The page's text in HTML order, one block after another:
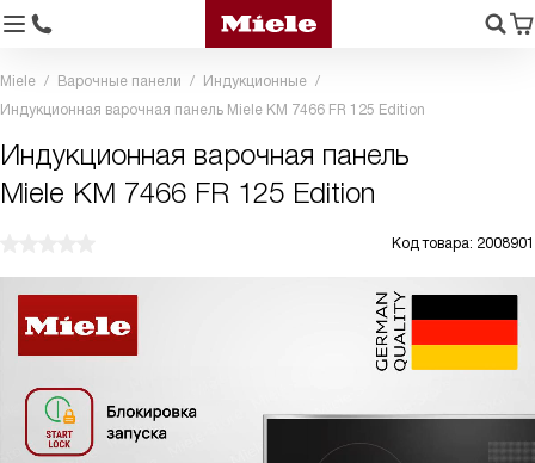
Miele Варочные панели
Индукционные
Индукционная варочная панель Miele KM 7466 FR 125 Edition
Индукционная варочная панель
Miele KM 7466 FR 125 Edition
Код товара: 2008901